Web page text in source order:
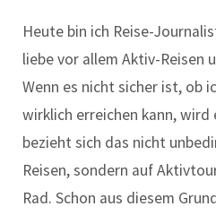
Heute bin ich Reise-
liebe vor allem Aktiv-Reisen
Wenn es nicht sicher ist, ob
wirklich erreichen kann, wird
bezieht sich das nicht
Reisen, sondern auf
Rad. Schon aus diesem